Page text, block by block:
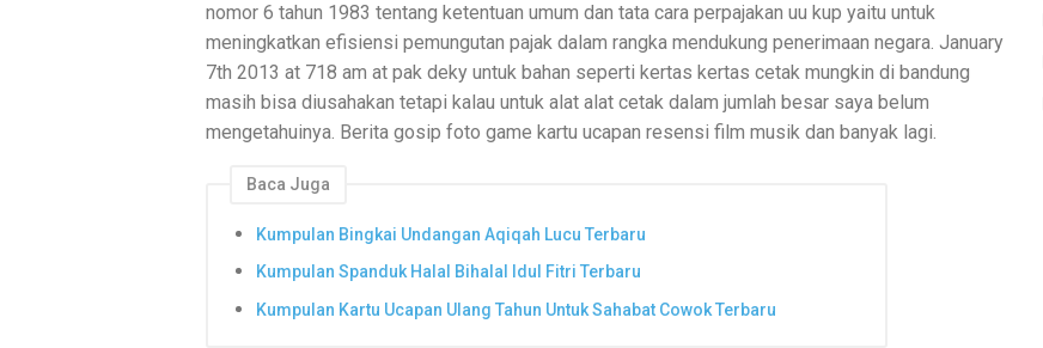
nomor 6 tahun 1983 tentang ketentuan umum dan tata cara perpajakan uu kup yaitu untuk
meningkatkan efisiensi pemungutan pajak dalam rangka mendukung penerimaan negara. January
7th 2013 at 718 am at pak deky untuk bahan seperti kertas kertas cetak mungkin di bandung
masih bisa diusahakan tetapi kalau untuk alat alat cetak dalam jumlah besar saya belum
mengetahuinya. Berita gosip foto game kartu ucapan resensi film musik dan banyak lagi.
Baca Juga
Kumpulan Bingkai Undangan Aqiqah Lucu Terbaru
Kumpulan Spanduk Halal Bihalal Idul Fitri Terbaru
Kumpulan Kartu Ucapan Ulang Tahun Untuk Sahabat Cowok Terbaru